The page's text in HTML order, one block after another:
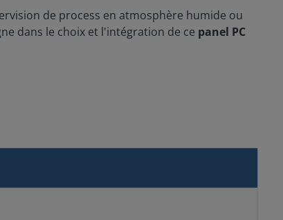
de process en atmosphère humide ou
dans le choix et l'intégration de ce panel PC